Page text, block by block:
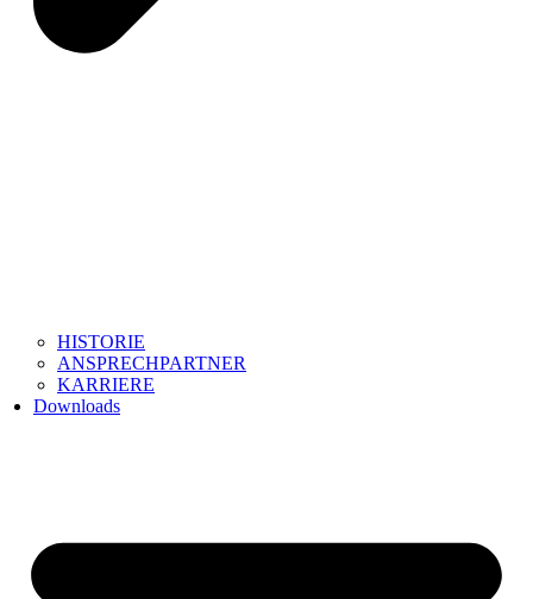
HISTORIE
ANSPRECHPARTNER
KARRIERE
Downloads